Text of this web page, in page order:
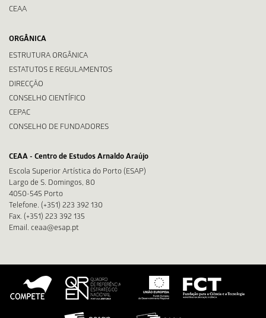
CEAA
ORGÂNICA
ESTRUTURA ORGÂNICA
ESTATUTOS E REGULAMENTOS
DIRECÇÃO
CONSELHO CIENTÍFICO
CEPAC
CONSELHO DE FUNDADORES
CEAA - Centro de Estudos Arnaldo Araújo
Escola Superior Artística do Porto (ESAP)
Largo de S. Domingos, 80
4050-545 Porto
Telefone. (+351) 223 392 130
Fax. (+351) 223 392 135
Email. ceaa@esap.pt